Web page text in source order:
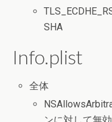
SHA
Info.plist
全体